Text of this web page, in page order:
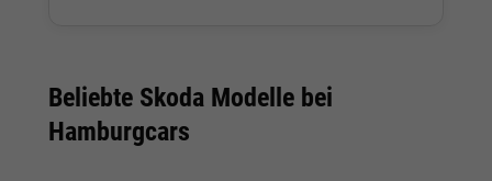
Beliebte Skoda Modelle bei
Hamburgcars